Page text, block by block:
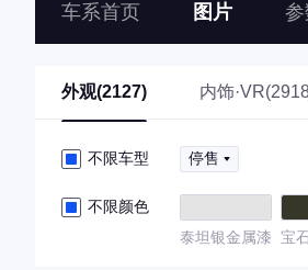
车系首页 图片
外观(2127) 内饰
不限车型 停售
不限颜色
泰坦银金属漆 宝